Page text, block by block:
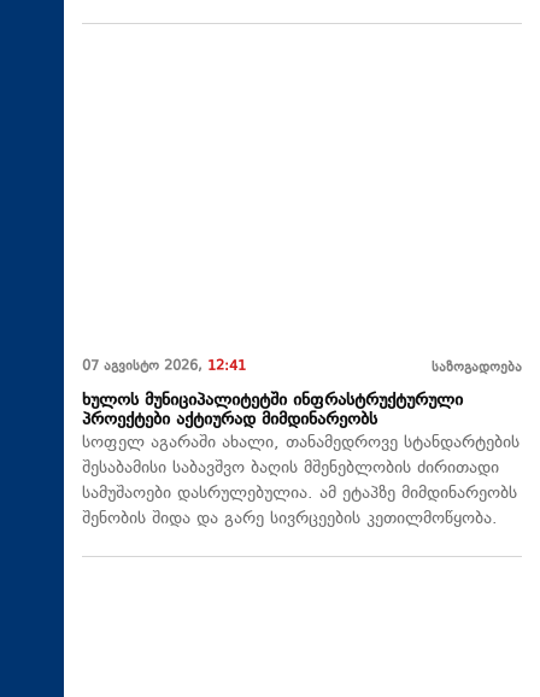
07 აგვისტო 2026, 12:41 საზოგადოება
ხულოს მუნიციპალიტეტში ინფრასტრუქტურული
პროექტები აქტიურად მიმდინარეობს
სოფელ აგარაში ახალი, თანამედროვე სტანდარტების
შესაბამისი საბავშვო ბაღის მშენებლობის ძირითადი
სამუშაოები დასრულებულია. ამ ეტაპზე მიმდინარეობს
შენობის შიდა და გარე სივრცეების კეთილმოწყობა.